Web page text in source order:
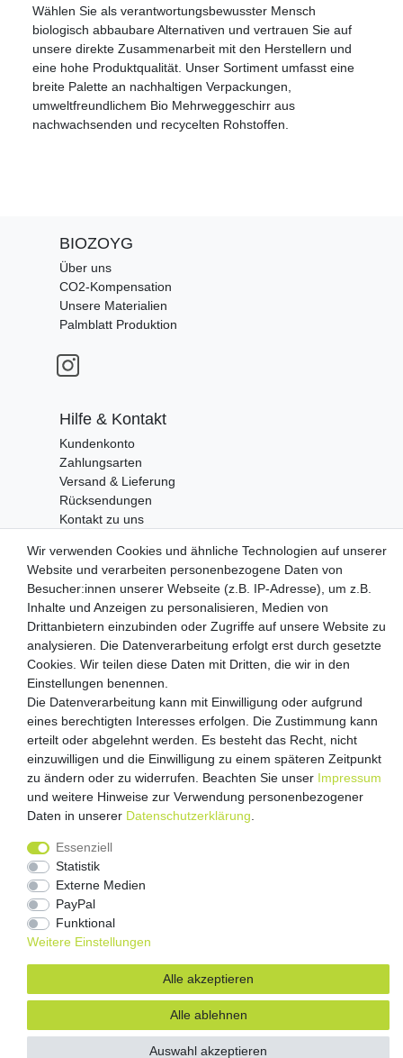
Wählen Sie als verantwortungsbewusster Mensch
biologisch abbaubare Alternativen und vertrauen Sie auf
unsere direkte Zusammenarbeit mit den Herstellern und
eine hohe Produktqualität. Unser Sortiment umfasst eine
breite Palette an nachhaltigen Verpackungen,
umweltfreundlichem Bio Mehrweggeschirr aus
nachwachsenden und recycelten Rohstoffen.
BIOZOYG
Über uns
CO2-Kompensation
Unsere Materialien
Palmblatt Produktion
Hilfe & Kontakt
Kundenkonto
Zahlungsarten
Versand & Lieferung
Rücksendungen
Kontakt zu uns
Zahlungsanbieter
Versandpartner
Impressum Daten­schutz­erklärung
Barrierefreiheitserklärung
Wir verwenden Cookies und ähnliche Technologien auf unserer
Website und verarbeiten personenbezogene Daten von
Besucher:innen unserer Webseite (z.B. IP-Adresse), um z.B.
Inhalte und Anzeigen zu personalisieren, Medien von
Drittanbietern einzubinden oder Zugriffe auf unsere Website zu
analysieren. Die Datenverarbeitung erfolgt erst durch gesetzte
Cookies. Wir teilen diese Daten mit Dritten, die wir in den
Einstellungen benennen.
Die Datenverarbeitung kann mit Einwilligung oder aufgrund
eines berechtigten Interesses erfolgen. Die Zustimmung kann
erteilt oder abgelehnt werden. Es besteht das Recht, nicht
einzuwilligen und die Einwilligung zu einem späteren Zeitpunkt
zu ändern oder zu widerrufen. Beachten Sie unser Impressum
und weitere Hinweise zur Verwendung personenbezogener
Daten in unserer Daten­schutz­erklärung
Essenziell
Statistik
Externe Medien
PayPal
Funktional
Weitere Einstellungen
Alle akzeptieren
Alle ablehnen
Auswahl akzeptieren